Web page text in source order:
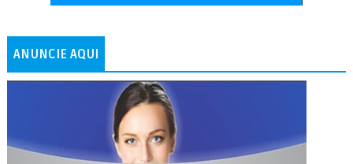
ANUNCIE AQUI